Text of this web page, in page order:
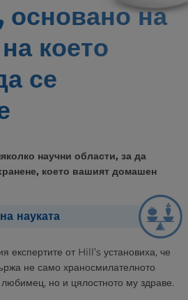
основано на
на което
се
научни области, за да
което вашият домашен
науката
експертите от Hill’s установиха, че
не само храносмилателното
но и цялостното му здраве.